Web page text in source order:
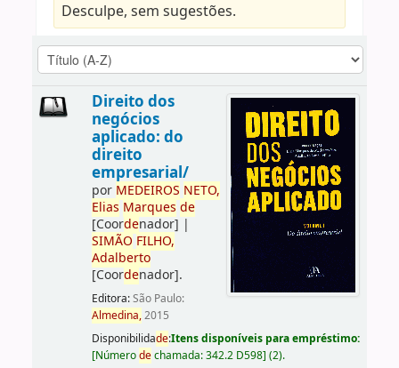
Desculpe, sem sugestões.
Direito dos
negócios
aplicado: do
direito
empresarial/
por MEDEIROS NETO,
Elias Marques de
[Coordenador] |
SIMÃO FILHO,
Adalberto
[Coordenador].
Editora:São Paulo:
Almedina,2015
Disponibilidade:Itens disponíveis para empréstimo:
[Númerodechamada:342.2 D598] (2).